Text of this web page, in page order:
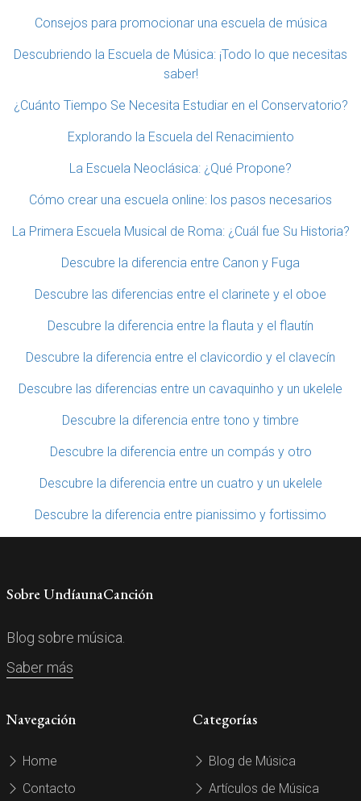
Consejos para promocionar una escuela de música
Descubriendo la Escuela de Música: ¡Todo lo que necesitas
saber!
¿Cuánto Tiempo Se Necesita Estudiar en el Conservatorio?
Explorando la Escuela del Renacimiento
La Escuela Neoclásica: ¿Qué Propone?
Cómo crear una escuela online: los pasos necesarios
La Primera Escuela Musical de Roma: ¿Cuál fue Su Historia?
Descubre la diferencia entre Canon y Fuga
Descubre las diferencias entre el clarinete y el oboe
Descubre la diferencia entre la flauta y el flautín
Descubre la diferencia entre el clavicordio y el clavecín
Descubre las diferencias entre un cavaquinho y un ukelele
Descubre la diferencia entre tono y timbre
Descubre la diferencia entre un compás y otro
Descubre la diferencia entre un cuatro y un ukelele
Descubre la diferencia entre pianissimo y fortissimo
Sobre UndíaunaCanción
Blog sobre música.
Saber más
Navegación
Home
Contacto
Categorías
Blog de Música
Artículos de Música